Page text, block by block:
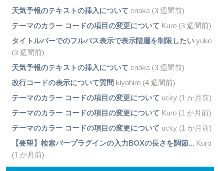
天気予報のテキストの挿入について enaka (3 週間前)
テーマのカラー コードの項目の変更について Kuro (3 週間前)
タイトルバーでのフルパス表示で表示階層を制限したいyuko
(3 週間前)
天気予報のテキストの挿入について enaka (3 週間前)
改行コードの表示について質問 kiyohiro (4 週間前)
テーマのカラー コードの項目の変更について ucky (1 か月前)
テーマのカラー コードの項目の変更について Kuro (1 か月前)
テーマのカラー コードの項目の変更について ucky (1 か月前)
【要望】検索バープラグインの入力BOXの長さを調節... Kuro
(1 か月前)